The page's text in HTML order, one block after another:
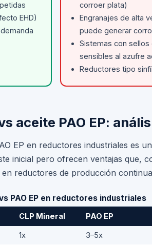
EHD)
corroer plata)
Engranajes de alta
puede generar
Sistemas con
sensibles al azufre
Reductores tipo
aceite PAO EP:
EP en reductores industriales es
inicial pero ofrecen ventajas que,
reductores de producción
PAO EP en reductores industriales
CLP Mineral PAO EP
1x 3–5x